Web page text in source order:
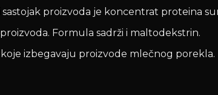
sastojak proizvoda je koncentrat proteina
Formula sadrži i maltodekstrin.
izbegavaju proizvode mlečnog porekla.